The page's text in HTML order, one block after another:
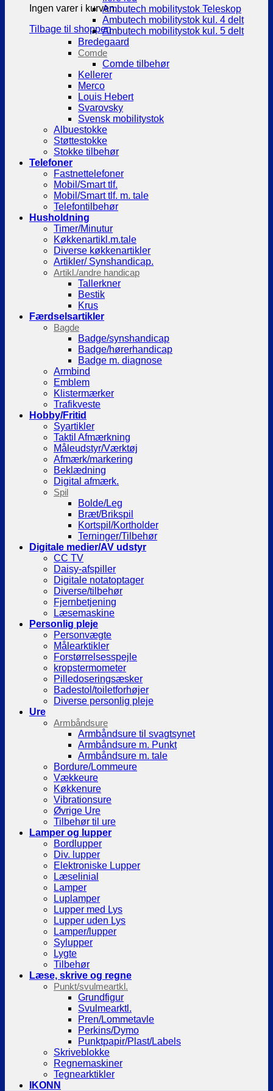
Ingen varer i kurven.
Tilbage til shoppen
Ambutech mobilitystok Teleskop
Ambutech mobilitystok kul. 4 delt
Ambutech mobilitystok kul. 5 delt
Bredegaard
Comde
Comde tilbehør
Kellerer
Merco
Louis Hebert
Svarovsky
Svensk mobilitystok
Albuestokke
Støttestokke
Stokke tilbehør
Telefoner
Fastnettelefoner
Mobil/Smart tlf.
Mobil/Smart tlf. m. tale
Telefontilbehør
Husholdning
Timer/Minutur
Køkkenartikl.m.tale
Diverse køkkenartikler
Artikler/ Synshandicap.
Artikl./andre handicap
Tallerkner
Bestik
Krus
Færdselsartikler
Bagde
Badge/synshandicap
Badge/hørerhandicap
Badge m. diagnose
Armbind
Emblem
Klistermærker
Trafikveste
Hobby/Fritid
Syartikler
Taktil Afmærkning
Måleudstyr/Værktøj
Afmærk/markering
Beklædning
Digital afmærk.
Spil
Bolde/Leg
Bræt/Brikspil
Kortspil/Kortholder
Terninger/Tilbehør
Digitale medier/AV udstyr
CC TV
Daisy-afspiller
Digitale notatoptager
Diverse/tilbehør
Fjernbetjening
Læsemaskine
Personlig pleje
Personvægte
Målearktikler
Forstørrelsesspejle
kropstermometer
Pilledoseringsæsker
Badestol/toiletforhøjer
Diverse personlig pleje
Ure
Armbåndsure
Armbåndsure til svagtsynet
Armbåndsure m. Punkt
Armbåndsure m. tale
Bordure/Lommeure
Vækkeure
Køkkenure
Vibrationsure
Øvrige Ure
Tilbehør til ure
Lamper og lupper
Bordlupper
Div. lupper
Elektroniske Lupper
Læselinial
Lamper
Luplamper
Lupper med Lys
Lupper uden Lys
Lamper/lupper
Sylupper
Lygte
Tilbehør
Læse, skrive og regne
Punkt/svulmeartkl.
Grundfigur
Svulmearktl.
Pren/Lommetavle
Perkins/Dymo
Punktpapir/Plast/Labels
Skriveblokke
Regnemaskiner
Tegnearktikler
IKONN